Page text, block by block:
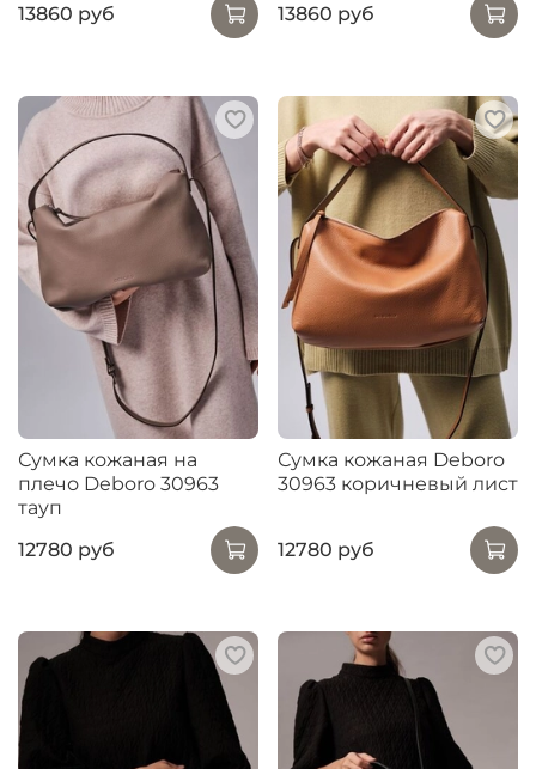
13860 руб
13860 руб
Сумка кожаная на
плечо Deboro 30963
тауп
12780 руб
Сумка кожаная Deboro
30963 коричневый лист
12780 руб